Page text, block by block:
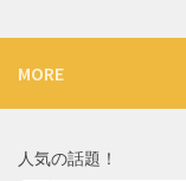
MORE
人気の話題！